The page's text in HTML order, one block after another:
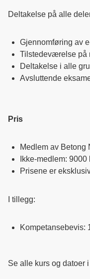
Deltakelse på alle
Gjennomføring av
Tilstedeværelse på
Deltakelse i alle
Avsluttende
Pris
Medlem av Betong
Ikke-medlem: 9000
Prisene er
I tillegg:
Kompetansebevis:
Se alle kurs og datoer